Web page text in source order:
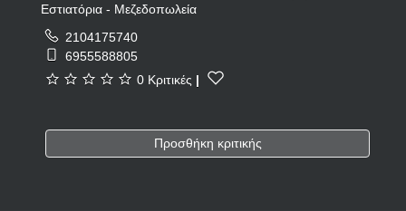
Εστιατόρια - Μεζεδοπωλεία
2104175740
6955588805
0 Κριτικές |
Προσθήκη κριτικής